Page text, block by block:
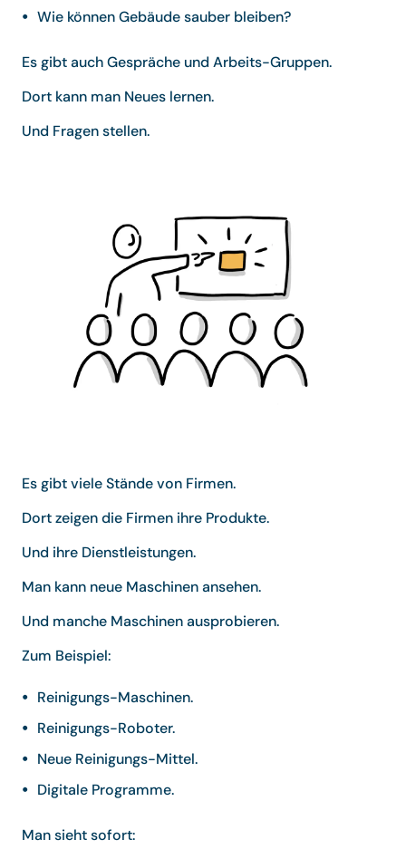
Wie können Gebäude sauber bleiben?
Es gibt auch Gespräche und Arbeits-Gruppen.
Dort kann man Neues lernen.
Und Fragen stellen.
Es gibt viele Stände von Firmen.
Dort zeigen die Firmen ihre Produkte.
Und ihre Dienstleistungen.
Man kann neue Maschinen ansehen.
Und manche Maschinen ausprobieren.
Zum Beispiel:
Reinigungs-Maschinen.
Reinigungs-Roboter.
Neue Reinigungs-Mittel.
Digitale Programme.
Man sieht sofort: